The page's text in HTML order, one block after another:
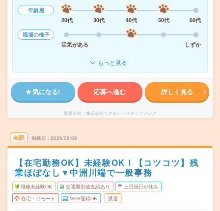
年齢層
20代
30代 40代 50代
60代
職場の様子
活気がある
しずか
もっと見る
気になる! 応募へ進む 詳しく見る
派遣会社 株式会社リクルートスタッフィング
未読 掲載日 2026/08/08
【在宅勤務OK】未経験OK！【コツコツ】残
業ほぼなし▼中洲川端で一般事務
職種未経験OK 交通費別途支給あり 土日祝日が休み
在宅・リモート WEB登録OK 派遣